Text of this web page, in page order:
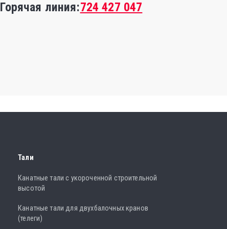
Горячая линия:724 427 047
Тали
Канатные тали с укороченной строительной
высотой
Канатные тали для двухбалочных кранов
(телеги)